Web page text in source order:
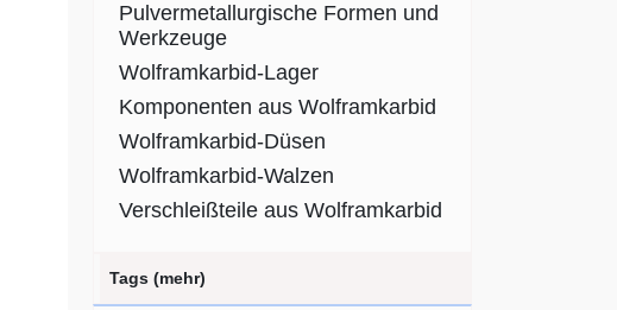
Pulvermetallurgische Formen und
Werkzeuge
Wolframkarbid-Lager
Komponenten aus Wolframkarbid
Wolframkarbid-Düsen
Wolframkarbid-Walzen
Verschleißteile aus Wolframkarbid
Tags (mehr)